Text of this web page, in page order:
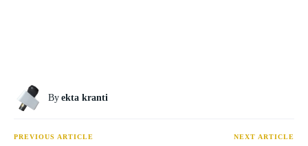
By ekta kranti
PREVIOUS ARTICLE NEXT ARTICLE